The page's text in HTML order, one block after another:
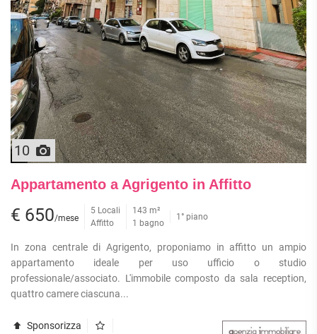
10
Appartamento a Agrigento in Affitto
€ 650/mese
5 Locali
Affitto
143 m²
1 bagno
1° piano
In zona centrale di Agrigento, proponiamo in affitto un ampio
appartamento ideale per uso ufficio o studio
professionale/associato. L'immobile composto da sala reception,
quattro camere ciascuna...
Sponsorizza